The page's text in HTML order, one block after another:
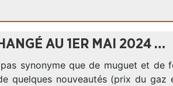
AU 1ER MAI 2024 …
pas synonyme que de muguet et de
quelques nouveautés (prix du gaz